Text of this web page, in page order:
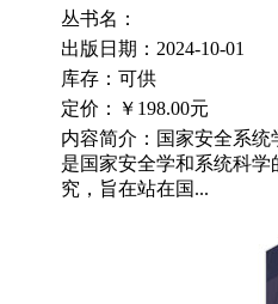
丛书名：
出版日期：2024-10-01
库存：可供
定价：
￥198.00元
内容简介：国家安全系
是国家安全学和系统科
究，旨在站在国...